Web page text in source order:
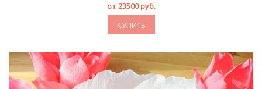
от 23500 руб.
КУПИТЬ